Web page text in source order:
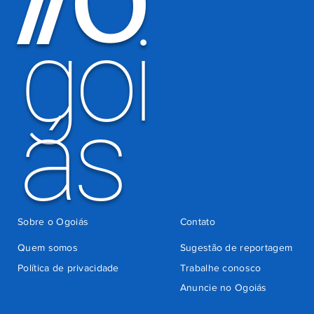
indevida do
Detran-GO
goi
ás
Quem somos
Sugestão de reportagem
Trabalhe conosco
Política de privacidade
Anuncie no Ogoiás
Contato
Sobre o Ogoiás